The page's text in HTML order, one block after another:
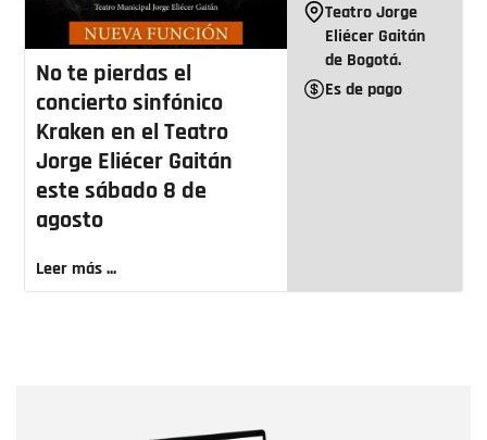
No te pierdas el
concierto sinfónico
Kraken en el Teatro
Jorge Eliécer Gaitán
este sábado 8 de
agosto
Leer más ...
Teatro Jorge
Eliécer Gaitán
de Bogotá.
Es de pago